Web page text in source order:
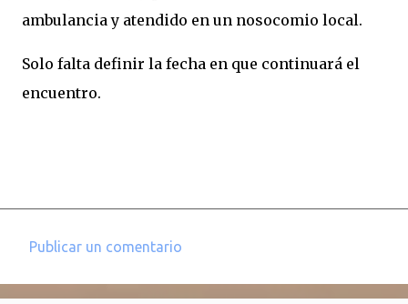
ambulancia y atendido en un nosocomio local.
Solo falta definir la fecha en que continuará el
encuentro.
Publicar un comentario